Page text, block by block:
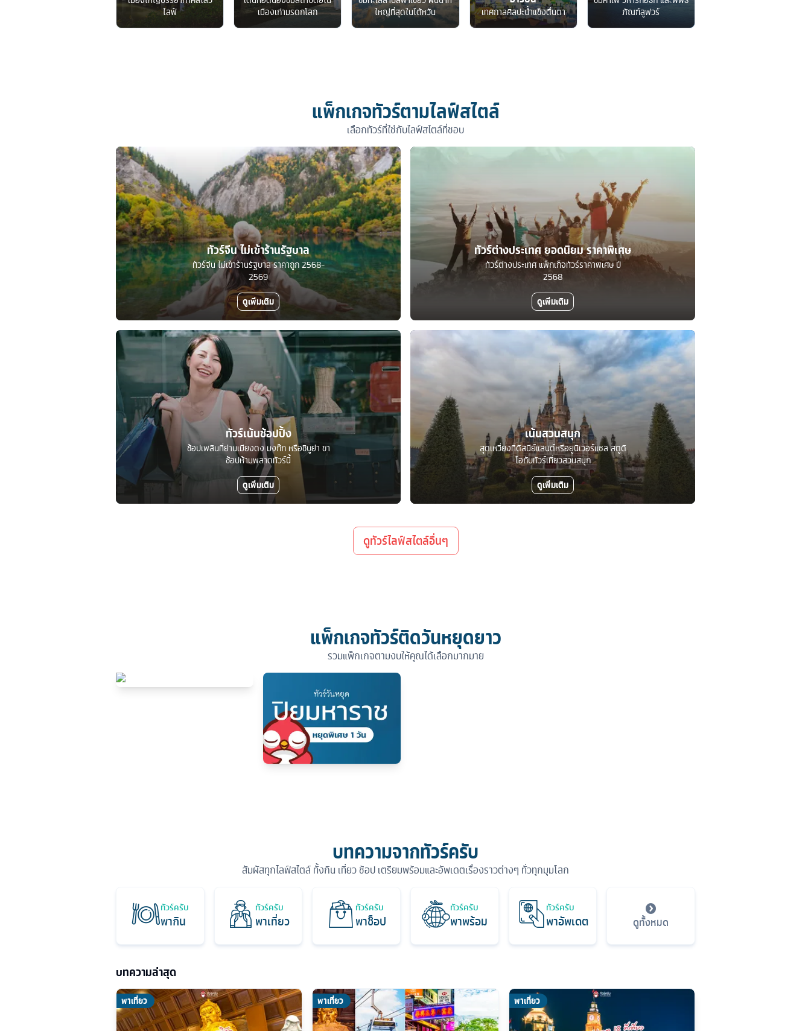
ไลฟ์
เมืองเก่ามรดกโลก
ใหญ่ที่สุดในไต้หวัน
เทศกาลศิลปะน้ำแข็งตื่นตา
ภัณฑ์ลูฟวร์
แพ็กเกจทัวร์ตามไลฟ์สไตล์
เลือกทัวร์ที่ใช่กับไลฟ์สไตล์ที่ชอบ
ทัวร์จีน ไม่เข้าร้านรัฐบาล
ทัวร์จีน ไม่เข้าร้านรัฐบาล ราคาถูก 2568-
2569
ดูเพิ่มเติม
ทัวร์ต่างประเทศ ยอดนิยม ราคาพิเศษ
ทัวร์ต่างประเทศ แพ็กเก็จทัวร์ราคาพิเศษ ปี
2568
ดูเพิ่มเติม
ทัวร์เน้นช้อปปิ้ง
ช้อปเพลินที่ย่านเมียงดง มงก๊ก หรือชิบูย่า ขา
ช้อปห้ามพลาดทัวร์นี้
ดูเพิ่มเติม
เน้นสวนสนุก
สุดเหวี่ยงที่ดิสนีย์แลนด์หรือยูนิเวอร์แซล สตูดิ
โอกับทัวร์เที่ยวสวนสนุก
ดูเพิ่มเติม
ดูทัวร์ไลฟ์สไตล์อื่นๆ
แพ็กเกจทัวร์ติดวันหยุดยาว
รวมแพ็กเกจตามงบให้คุณได้เลือกมากมาย
บทความจากทัวร์ครับ
สัมผัสทุกไลฟ์สไตล์ ทั้งกิน เที่ยว ช้อป เตรียมพร้อมและอัพเดตเรื่องราวต่างๆ ทั่วทุกมุมโลก
ทัวร์ครับ
พากิน
ทัวร์ครับ
พาเที่ยว
ทัวร์ครับ
พาช็อป
ทัวร์ครับ
พาพร้อม
ทัวร์ครับ
พาอัพเดต ดูทั้งหมด
บทความล่าสุด
พาเที่ยว พาเที่ยว พาเที่ยว